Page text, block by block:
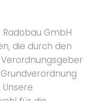
GmbH
die durch den